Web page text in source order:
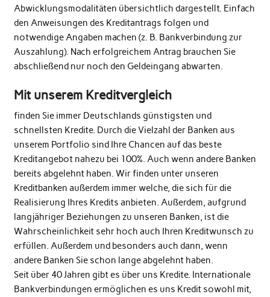
Abwicklungsmodalitäten übersichtlich dargestellt. Einfach
den Anweisungen des Kreditantrags folgen und
notwendige Angaben machen (z. B. Bankverbindung zur
Auszahlung). Nach erfolgreichem Antrag brauchen Sie
abschließend nur noch den Geldeingang abwarten.
Mit unserem Kreditvergleich
finden Sie immer Deutschlands günstigsten und
schnellsten Kredite. Durch die Vielzahl der Banken aus
unserem Portfolio sind Ihre Chancen auf das beste
Kreditangebot nahezu bei 100%. Auch wenn andere Banken
bereits abgelehnt haben. Wir finden unter unseren
Kreditbanken außerdem immer welche, die sich für die
Realisierung Ihres Kredits anbieten. Außerdem, aufgrund
langjähriger Beziehungen zu unseren Banken, ist die
Wahrscheinlichkeit sehr hoch auch Ihren Kreditwunsch zu
erfüllen. Außerdem und besonders auch dann, wenn
andere Banken Sie schon lange abgelehnt haben.
Seit über 40 Jahren gibt es über uns Kredite. Internationale
Bankverbindungen ermöglichen es uns Kredit sowohl mit,